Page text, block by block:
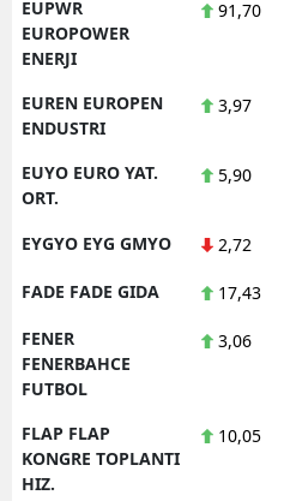
EUPWR
EUROPOWER
ENERJI
91,70
EUREN EUROPEN
ENDUSTRI
3,97
EUYO EURO YAT.
ORT.
5,90
EYGYO EYG GMYO 2,72
FADE FADE GIDA 17,43
FENER
FENERBAHCE
FUTBOL
3,06
FLAP FLAP
KONGRE TOPLANTI
HIZ.
10,05